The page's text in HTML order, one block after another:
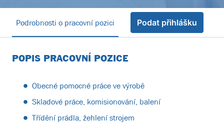
Podrobnosti o pracovní pozici Podat přihlášku
POPIS PRACOVNÍ POZICE
Obecné pomocné práce ve výrobě
Skladové práce, komisionování, balení
Třídění prádla, žehlení strojem